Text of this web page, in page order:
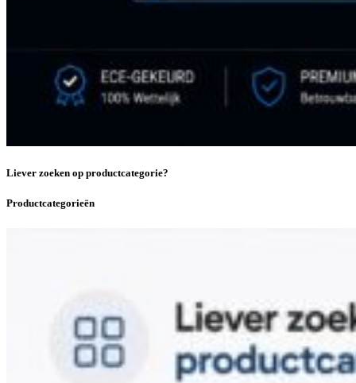
Liever zoeken op productcategorie?
Productcategorieën